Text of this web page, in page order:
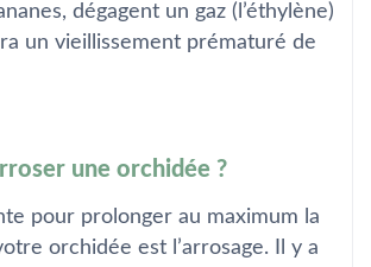
dégagent un gaz (l’éthylène)
un vieillissement prématuré de
une orchidée ?
pour prolonger au maximum la
orchidée est l’arrosage. Il y a